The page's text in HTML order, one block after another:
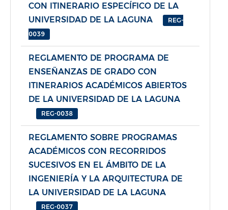
CON ITINERARIO ESPECÍFICO DE LA
UNIVERSIDAD DE LA LAGUNA
REG-
0039
REGLAMENTO DE PROGRAMA DE
ENSEÑANZAS DE GRADO CON
ITINERARIOS ACADÉMICOS ABIERTOS
DE LA UNIVERSIDAD DE LA LAGUNA
REG-0038
REGLAMENTO SOBRE PROGRAMAS
ACADÉMICOS CON RECORRIDOS
SUCESIVOS EN EL ÁMBITO DE LA
INGENIERÍA Y LA ARQUITECTURA DE
LA UNIVERSIDAD DE LA LAGUNA
REG-0037